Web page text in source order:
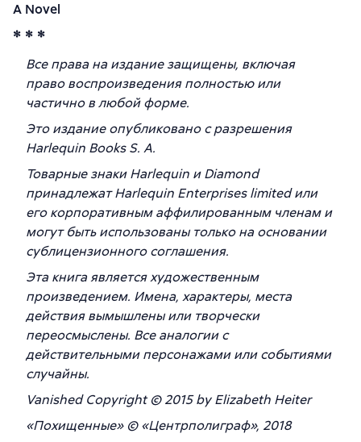
A Novel
* * *
Все права на издание защищены, включая
право воспроизведения полностью или
частично в любой форме.
Это издание опубликовано с разрешения
Harlequin Books S. A.
Товарные знаки Harlequin и Diamond
принадлежат Harlequin Enterprises limited или
его корпоративным аффилированным членам и
могут быть использованы только на основании
сублицензионного соглашения.
Эта книга является художественным
произведением. Имена, характеры, места
действия вымышлены или творчески
переосмыслены. Все аналогии с
действительными персонажами или событиями
случайны.
Vanished Copyright © 2015 by Elizabeth Heiter
«Похищенные» © «Центрполиграф», 2018